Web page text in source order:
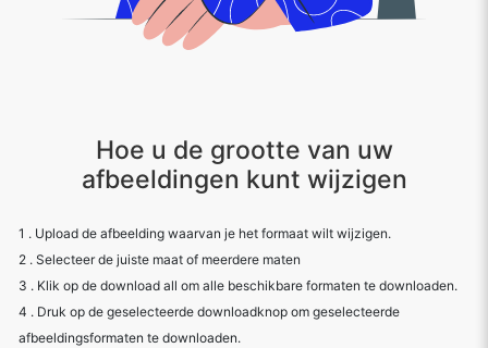
Hoe u de grootte van uw
afbeeldingen kunt wijzigen
1 . Upload de afbeelding waarvan je het formaat wilt wijzigen.
2 . Selecteer de juiste maat of meerdere maten
3 . Klik op de download all om alle beschikbare formaten te downloaden.
4 . Druk op de geselecteerde downloadknop om geselecteerde
afbeeldingsformaten te downloaden.